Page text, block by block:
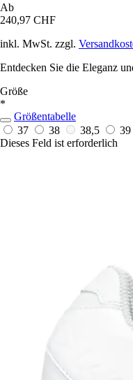
Ab
240,97 CHF
inkl. MwSt. zzgl.
Entdecken Sie die Eleganz
Größe
*
Größentabelle
37
38 38,5 39
Dieses Feld ist erforderlich